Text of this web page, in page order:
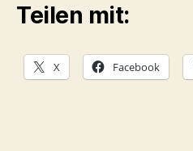
Teilen mit:
X Facebook